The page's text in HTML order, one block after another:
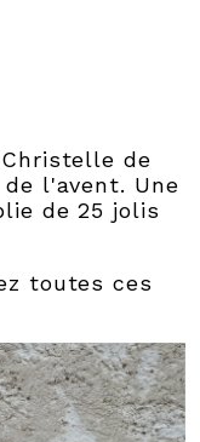
de
l'avent. Une
de 25 jolis
toutes ces